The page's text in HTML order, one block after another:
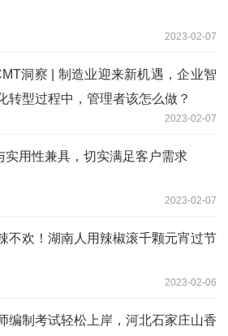
2023-02-07
洞察 | 制造业迎来新机遇，企业智
转型过程中，管理者该怎么做？
2023-02-07
实用性兼具，切实满足客户需求
2023-02-07
不欢！湖南人用辣椒滚千颗元宵过节
2023-02-06
编制考试轻松上岸，河北石家庄山香